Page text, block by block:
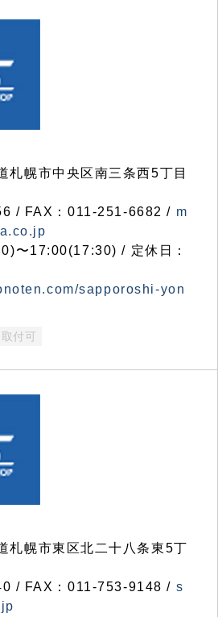
幌市中央区南三条西5丁目
/ FAX：011-251-6682 / m
〜17:00(17:30) / 定休日：
sapporoshi-yon
付可
幌市東区北二十八条東5丁
/ FAX：011-753-9148 / s